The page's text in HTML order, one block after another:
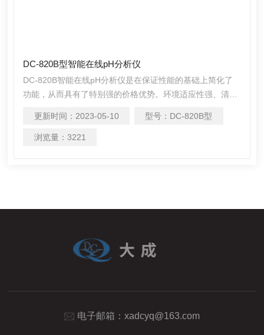
DC-820B型智能在线pH分析仪
DC-820B智能在线pH分析仪是在保证性能的基础上简化了
功能，从而具有了特别强的价格优势。环境适应性强、清晰
比 ，能精确测量溶液的pH值和温度。可广泛应用于火电、
化工化肥、冶金、环保、制药、生化、食品和自来水等溶液
更新时间： 2023-05-10 型号： DC-820B型
浏览量： 3221
电子邮箱： xadcyq@163.com